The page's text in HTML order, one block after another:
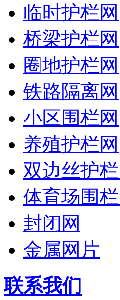
临时护栏网
桥梁护栏网
圈地护栏网
铁路隔离网
小区围栏网
养殖护栏网
双边丝护栏
体育场围栏
封闭网
金属网片
联系我们